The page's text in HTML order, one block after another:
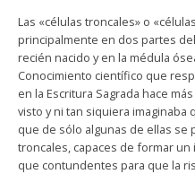
Las «células troncales» o
principalmente en dos partes
recién nacido y en la médula
Conocimiento científico que
en la Escritura Sagrada hace
visto y ni tan siquiera imaginaba
que de sólo algunas de ellas
troncales, capaces de formar
que contundentes para que la